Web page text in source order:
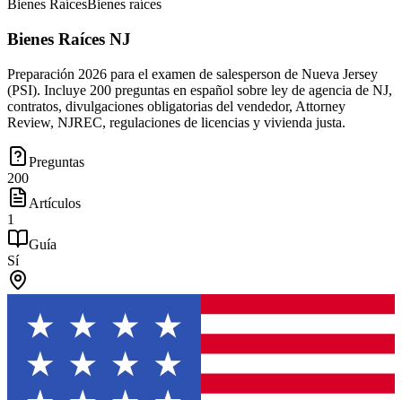
Bienes RaícesBienes raíces
Bienes Raíces NJ
Preparación 2026 para el examen de salesperson de Nueva Jersey
(PSI). Incluye 200 preguntas en español sobre ley de agencia de NJ,
contratos, divulgaciones obligatorias del vendedor, Attorney
Review, NJREC, regulaciones de licencias y vivienda justa.
Preguntas
200
Artículos
1
Guía
Sí